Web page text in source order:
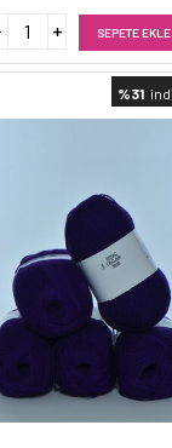
SEPETE EKLE
%31